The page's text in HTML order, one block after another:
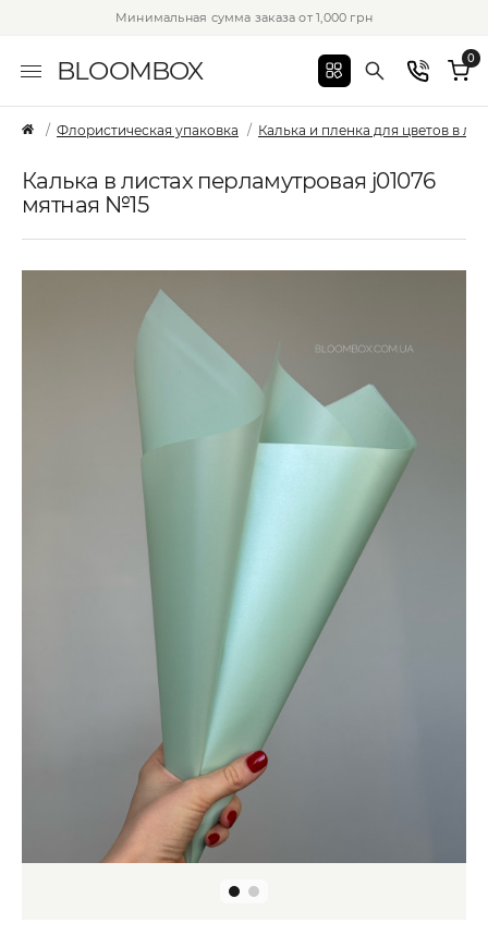
Минимальная сумма заказа от 1,000 грн
BLOOMBOX 0
Флористическая упаковка Калька и пленка для цветов в
Калька в листах перламутровая j01076
мятная №15